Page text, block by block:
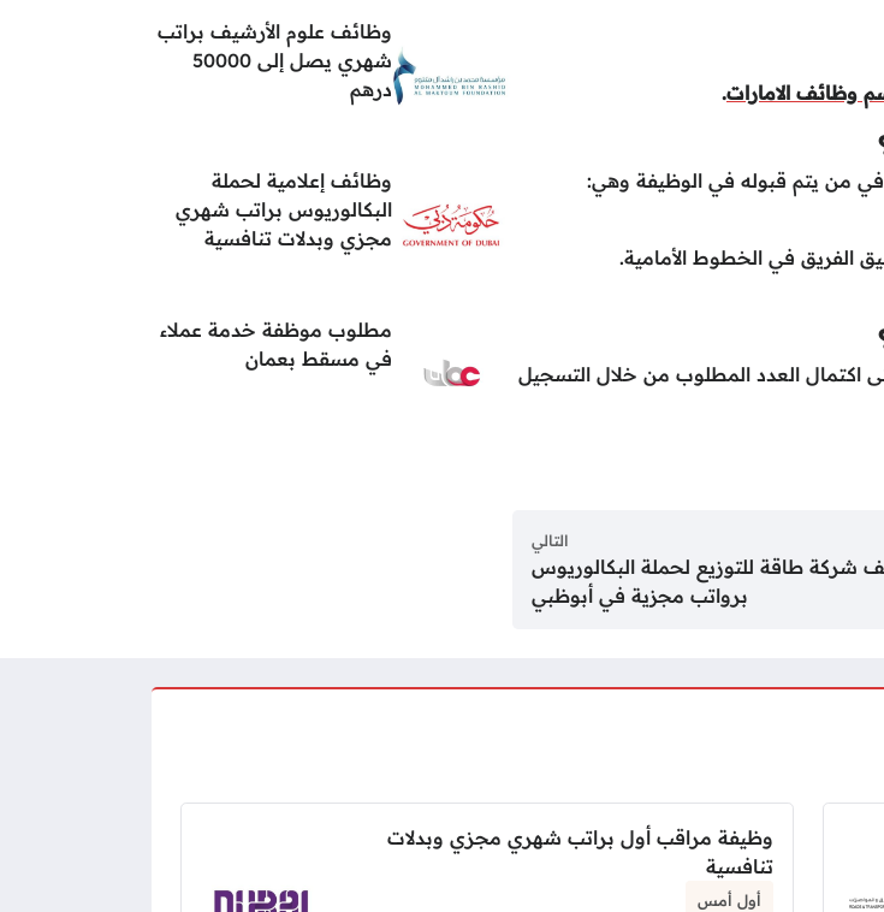
وظائف علوم الأرشيف براتب
شهري يصل إلى 50000
درهم
وظائف إعلامية لحملة
البكالوريوس براتب شهري
مجزي وبدلات تنافسية
مطلوب موظفة خدمة عملاء
في مسقط بعمان
وظائف الامارات.
من يتم قبوله في الوظيفة وهي:
اكتمال العدد المطلوب من خلال التسجيل
التالي
شركة طاقة للتوزيع لحملة البكالوريوس
برواتب مجزية في أبوظبي
وظيفة مراقب أول براتب شهري مجزي وبدلات
تنافسية
أول أمس